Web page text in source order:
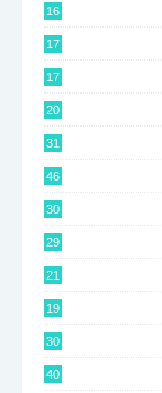
16
17
17
20
31
46
30
29
21
19
30
40